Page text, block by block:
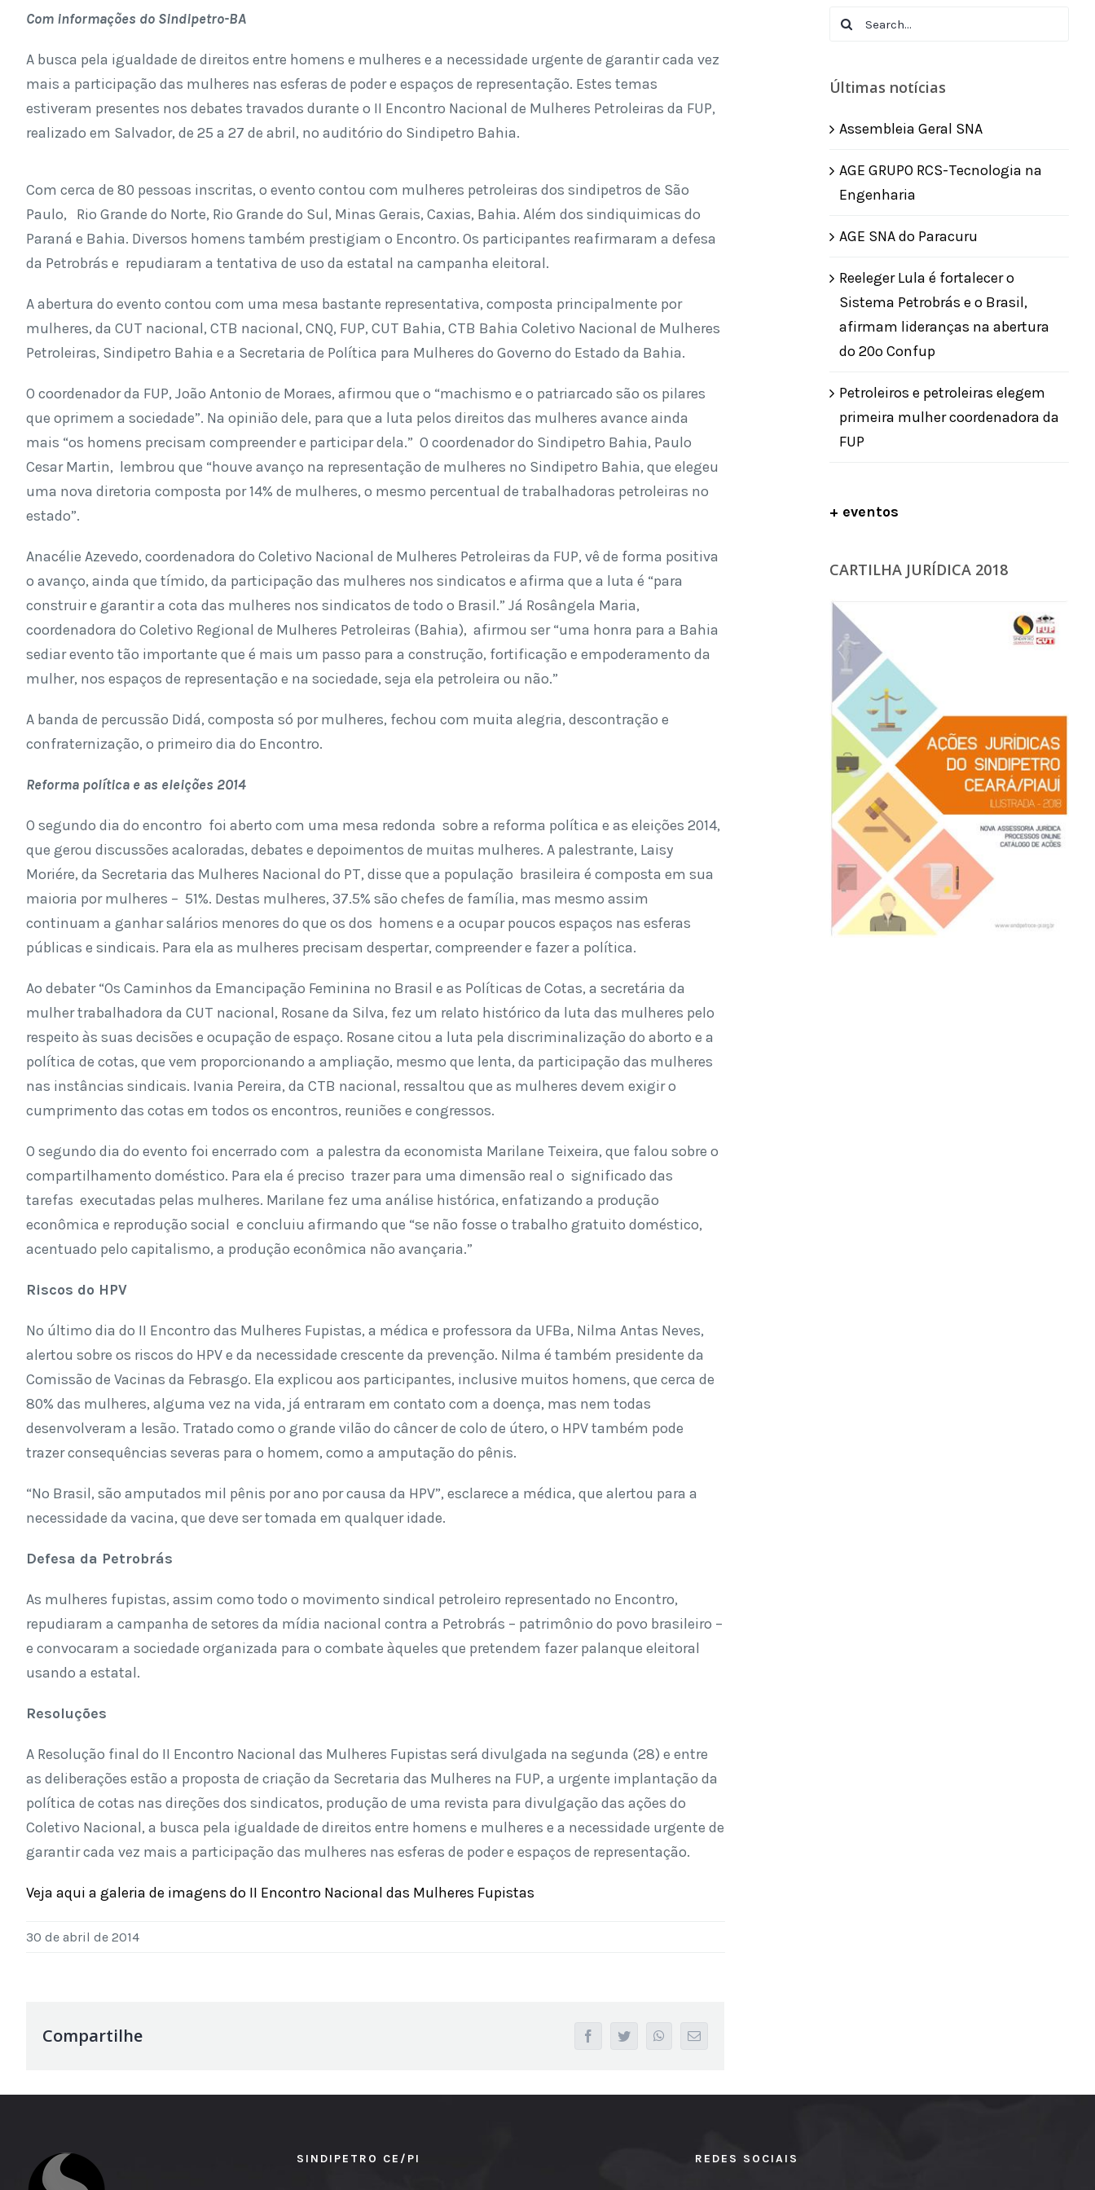
Com informações do Sindipetro-BA
A busca pela igualdade de direitos entre homens e mulheres e a necessidade urgente de garantir cada vez
mais a participação das mulheres nas esferas de poder e espaços de representação. Estes temas
estiveram presentes nos debates travados durante o II Encontro Nacional de Mulheres Petroleiras da FUP,
realizado em Salvador, de 25 a 27 de abril, no auditório do Sindipetro Bahia.
Com cerca de 80 pessoas inscritas, o evento contou com mulheres petroleiras dos sindipetros de São
Paulo, Rio Grande do Norte, Rio Grande do Sul, Minas Gerais, Caxias, Bahia. Além dos sindiquimicas do
Paraná e Bahia. Diversos homens também prestigiam o Encontro. Os participantes reafirmaram a defesa
da Petrobrás e repudiaram a tentativa de uso da estatal na campanha eleitoral.
A abertura do evento contou com uma mesa bastante representativa, composta principalmente por
mulheres, da CUT nacional, CTB nacional, CNQ, FUP, CUT Bahia, CTB Bahia Coletivo Nacional de Mulheres
Petroleiras, Sindipetro Bahia e a Secretaria de Política para Mulheres do Governo do Estado da Bahia.
O coordenador da FUP, João Antonio de Moraes, afirmou que o “machismo e o patriarcado são os pilares
que oprimem a sociedade”. Na opinião dele, para que a luta pelos direitos das mulheres avance ainda
mais “os homens precisam compreender e participar dela.” O coordenador do Sindipetro Bahia, Paulo
Cesar Martin, lembrou que “houve avanço na representação de mulheres no Sindipetro Bahia, que elegeu
uma nova diretoria composta por 14% de mulheres, o mesmo percentual de trabalhadoras petroleiras no
estado”.
Anacélie Azevedo, coordenadora do Coletivo Nacional de Mulheres Petroleiras da FUP, vê de forma positiva
o avanço, ainda que tímido, da participação das mulheres nos sindicatos e afirma que a luta é “para
construir e garantir a cota das mulheres nos sindicatos de todo o Brasil.” Já Rosângela Maria,
coordenadora do Coletivo Regional de Mulheres Petroleiras (Bahia), afirmou ser “uma honra para a Bahia
sediar evento tão importante que é mais um passo para a construção, fortificação e empoderamento da
mulher, nos espaços de representação e na sociedade, seja ela petroleira ou não.”
A banda de percussão Didá, composta só por mulheres, fechou com muita alegria, descontração e
confraternização, o primeiro dia do Encontro.
Reforma política e as eleições 2014
O segundo dia do encontro foi aberto com uma mesa redonda sobre a reforma política e as eleições 2014,
que gerou discussões acaloradas, debates e depoimentos de muitas mulheres. A palestrante, Laisy
Moriére, da Secretaria das Mulheres Nacional do PT, disse que a população brasileira é composta em sua
maioria por mulheres – 51%. Destas mulheres, 37.5% são chefes de família, mas mesmo assim
continuam a ganhar salários menores do que os dos homens e a ocupar poucos espaços nas esferas
públicas e sindicais. Para ela as mulheres precisam despertar, compreender e fazer a política.
Ao debater “Os Caminhos da Emancipação Feminina no Brasil e as Políticas de Cotas, a secretária da
mulher trabalhadora da CUT nacional, Rosane da Silva, fez um relato histórico da luta das mulheres pelo
respeito às suas decisões e ocupação de espaço. Rosane citou a luta pela discriminalização do aborto e a
política de cotas, que vem proporcionando a ampliação, mesmo que lenta, da participação das mulheres
nas instâncias sindicais. Ivania Pereira, da CTB nacional, ressaltou que as mulheres devem exigir o
cumprimento das cotas em todos os encontros, reuniões e congressos.
O segundo dia do evento foi encerrado com a palestra da economista Marilane Teixeira, que falou sobre o
compartilhamento doméstico. Para ela é preciso trazer para uma dimensão real o significado das
tarefas executadas pelas mulheres. Marilane fez uma análise histórica, enfatizando a produção
econômica e reprodução social e concluiu afirmando que “se não fosse o trabalho gratuito doméstico,
acentuado pelo capitalismo, a produção econômica não avançaria.”
Riscos do HPV
No último dia do II Encontro das Mulheres Fupistas, a médica e professora da UFBa, Nilma Antas Neves,
alertou sobre os riscos do HPV e da necessidade crescente da prevenção. Nilma é também presidente da
Comissão de Vacinas da Febrasgo. Ela explicou aos participantes, inclusive muitos homens, que cerca de
80% das mulheres, alguma vez na vida, já entraram em contato com a doença, mas nem todas
desenvolveram a lesão. Tratado como o grande vilão do câncer de colo de útero, o HPV também pode
trazer consequências severas para o homem, como a amputação do pênis.
“No Brasil, são amputados mil pênis por ano por causa da HPV”, esclarece a médica, que alertou para a
necessidade da vacina, que deve ser tomada em qualquer idade.
Defesa da Petrobrás
As mulheres fupistas, assim como todo o movimento sindical petroleiro representado no Encontro,
repudiaram a campanha de setores da mídia nacional contra a Petrobrás – patrimônio do povo brasileiro –
e convocaram a sociedade organizada para o combate àqueles que pretendem fazer palanque eleitoral
usando a estatal.
Resoluções
A Resolução final do II Encontro Nacional das Mulheres Fupistas será divulgada na segunda (28) e entre
as deliberações estão a proposta de criação da Secretaria das Mulheres na FUP, a urgente implantação da
política de cotas nas direções dos sindicatos, produção de uma revista para divulgação das ações do
Coletivo Nacional, a busca pela igualdade de direitos entre homens e mulheres e a necessidade urgente de
garantir cada vez mais a participação das mulheres nas esferas de poder e espaços de representação.
Veja aqui a galeria de imagens do II Encontro Nacional das Mulheres Fupistas
30 de abril de 2014
Compartilhe facebooktwitter whatsappEmail
Search
Últimas notícias
Assembleia Geral SNA
AGE GRUPO RCS-Tecnologia na
Engenharia
AGE SNA do Paracuru
Reeleger Lula é fortalecer o
Sistema Petrobrás e o Brasil,
afirmam lideranças na abertura
do 20º Confup
Petroleiros e petroleiras elegem
primeira mulher coordenadora da
FUP
+ eventos
CARTILHA JURÍDICA 2018
SINDIPETRO CE/PI REDES SOCIAIS